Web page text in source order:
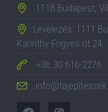
1118 Budapest,
Levelezés: 1111
Karinthy Frigyes út 24.
+36 30 616-2276